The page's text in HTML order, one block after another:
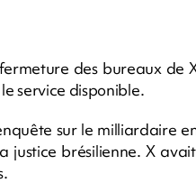
des bureaux de
service disponible.
sur le milliardaire
justice brésilienne. X